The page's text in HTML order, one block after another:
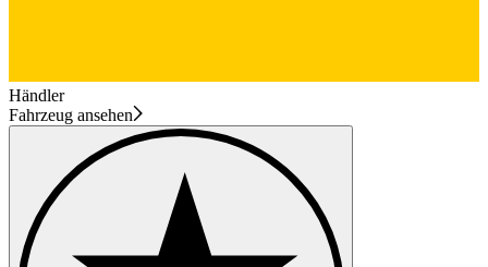
Händler
Fahrzeug ansehen